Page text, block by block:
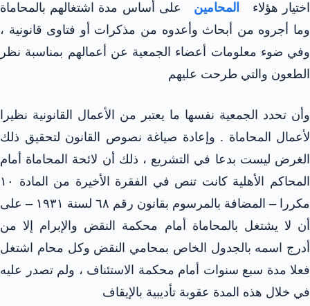
اختيار هؤلاء
المحامين
على أساس مدة اشتغالهم بالمحاماة
وما أجروه من أبحاث وأعدوه من مذكرات أو فتاوى قانونية ،
وفي ضوء معلومات أعضاء الجمعية عن أعمالهم بمناسبة نظر
الطعون والتي طرحت عليهم
وأن تحدد الجمعية نفسها ما يعتبر من الأعمال القانونية نظيرا
لأعمال المحاماة . وإعادة صياغة نصوص القانون لتحقيق ذلك
الغرض ليست بدعا في التشريع ، ذلك أن لائحة المحاماة أمام
المحاكم الأهلية كانت تنص في الفقرة الأخيرة من المادة ١٠
مكررا – المضافة بالمرسوم بقانون رقم ٦٨ لسنة ١٩٣١ – على
أن لا يشتغل بالمحاماة أمام محكمة النقض والإبرام إلا من
أدرج اسمه بالجدول الخاص بمحامي النقض وكل محام اشتغل
فعلا مدة سبع سنوات أمام محكمة الاستئناف ، ولم تصدر عليه
في خلال هذه المدة عقوبة تأديبية بالإيقاف